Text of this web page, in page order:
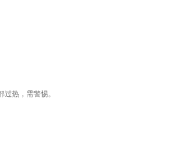
热，需警惕。